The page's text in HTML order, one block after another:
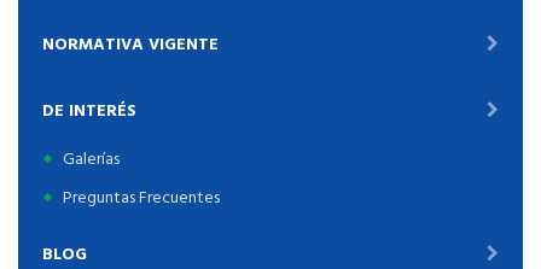
NORMATIVA VIGENTE
DE INTERÉS
Galerías
Preguntas Frecuentes
BLOG